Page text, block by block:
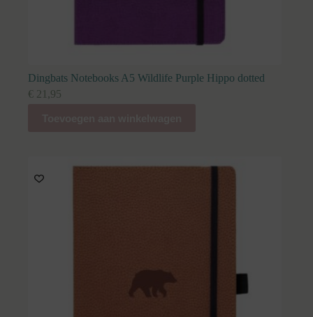
Dingbats Notebooks A5 Wildlife Purple Hippo dotted
€ 21,95